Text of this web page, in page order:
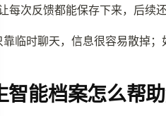
让每次反馈都能保存下来，后续
靠临时聊天，信息很容易散掉
智能档案怎么帮